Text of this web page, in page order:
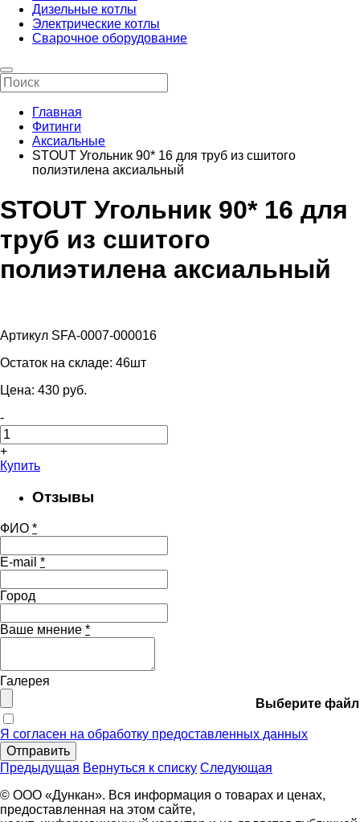
Дизельные котлы
Электрические котлы
Сварочное оборудование
Главная
Фитинги
Аксиальные
STOUT Угольник 90* 16 для труб из сшитого
полиэтилена аксиальный
STOUT Угольник 90* 16 для
труб из сшитого
полиэтилена аксиальный
Артикул SFA-0007-000016
Остаток на складе: 46шт
Цена: 430 pуб.
-
+
Купить
Отзывы
ФИО *
E-mail *
Город
Ваше мнение *
Галерея
Выберите файл
Я согласен на обработку предоставленных данных
Отправить
Предыдущая Вернуться к списку Следующая
© ООО «Дункан». Вся информация о товарах и ценах,
предоставленная на этом сайте,